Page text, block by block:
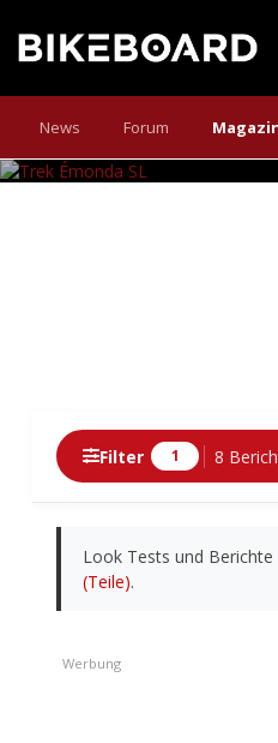
News Forum
Showroom: Das
Filter 1 8
Berichte
Look Tests und
(Teile).
Werbung